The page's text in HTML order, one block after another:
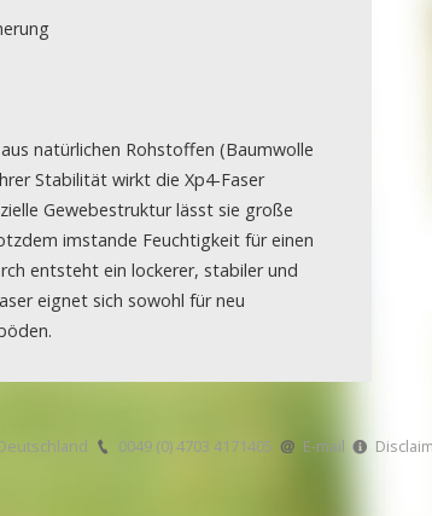
natürlichen Rohstoffen (Baumwolle
Stabilität wirkt die Xp4-Faser
Gewebestruktur lässt sie große
imstande Feuchtigkeit für einen
entsteht ein lockerer, stabiler und
eignet sich sowohl für neu
0049 (0) 4703 4171405 E-mail